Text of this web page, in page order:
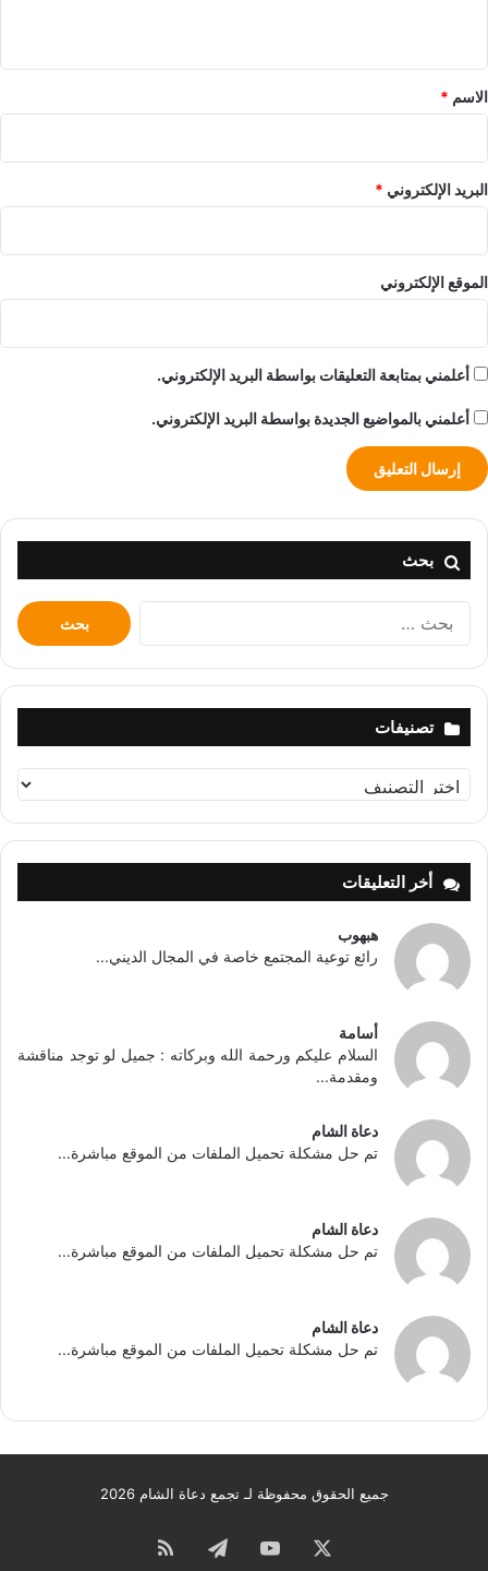
*
الاسم *
البريد الإلكتروني *
الموقع الإلكتروني
أعلمني بمتابعة التعليقات بواسطة البريد الإلكتروني.
أعلمني بالمواضيع الجديدة بواسطة البريد الإلكتروني.
بحث
البحث
عن:
تصنيفات
تصنيفات
أخر التعليقات
هبهوب
رائع توعية المجتمع خاصة في المجال الديني...
أسامة
السلام عليكم ورحمة الله وبركاته : جميل لو توجد مناقشة
ومقدمة...
دعاة الشام
تم حل مشكلة تحميل الملفات من الموقع مباشرة...
دعاة الشام
تم حل مشكلة تحميل الملفات من الموقع مباشرة...
دعاة الشام
تم حل مشكلة تحميل الملفات من الموقع مباشرة...
جميع الحقوق محفوظة لـ تجمع دعاة الشام 2026
‫YouTubeتيلقرامملخص